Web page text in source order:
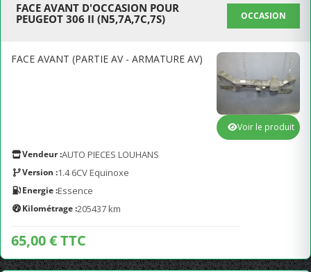
FACE AVANT D'OCCASION POUR
PEUGEOT 306 II (N5,7A,7C,7S)
OCCASION
FACE AVANT (PARTIE AV - ARMATURE AV)
Vendeur :AUTO PIECES LOUHANS
Version :1.4 6CV Equinoxe
Energie :Essence
Kilométrage :205437 km
65,00 € TTC
Voir le produit